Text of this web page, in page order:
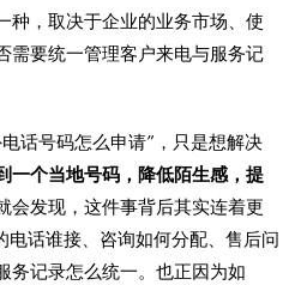
种，取决于企业的业务市场、使
需要统一管理客户来电与服务记
话号码怎么申请”，只是想解决
一个当地号码，降低陌生感，提
会发现，这件事背后其实连着更
话谁接、咨询如何分配、售后问
务记录怎么统一。也正因为如